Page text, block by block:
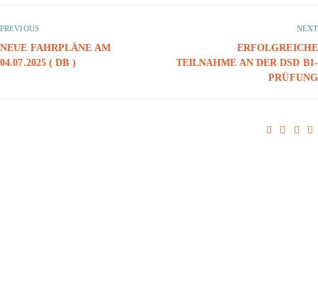
PREVIOUS
NEUE FAHRPLÄNE AM
04.07.2025 ( DB )
NEXT
ERFOLGREICHE
TEILNAHME AN DER DSD B1-
PRÜFUNG